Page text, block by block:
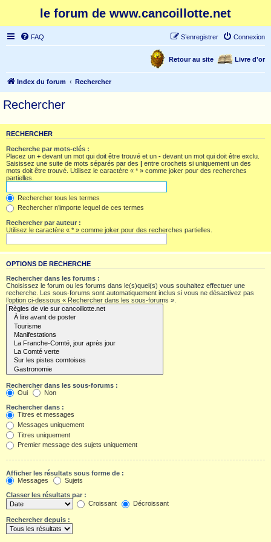
le forum de www.cancoillotte.net
FAQ Connexion
S’enregistrer
Livre d'or
Retour au site
Index du forum Rechercher
Rechercher
RECHERCHER
Recherche par mots-clés :
Placez un + devant un mot qui doit être trouvé et un - devant un mot qui doit être exclu.
Saisissez une suite de mots séparés par des | entre crochets si uniquement un des
mots doit être trouvé. Utilisez le caractère « * » comme joker pour des recherches
partielles.
Rechercher tous les termes
Rechercher n’importe lequel de ces termes
Rechercher par auteur :
Utilisez le caractère « * » comme joker pour des recherches partielles.
OPTIONS DE RECHERCHE
Rechercher dans les forums :
Choisissez le forum ou les forums dans le(s)quel(s) vous souhaitez effectuer une
recherche. Les sous-forums sont automatiquement inclus si vous ne désactivez pas
l’option ci-dessous « Rechercher dans les sous-forums ».
Rechercher dans les sous-forums :
Oui
Non
Rechercher dans :
Titres et messages
Messages uniquement
Titres uniquement
Premier message des sujets uniquement
Afficher les résultats sous forme de :
Messages
Sujets
Classer les résultats par :
Croissant
Décroissant
Rechercher depuis :